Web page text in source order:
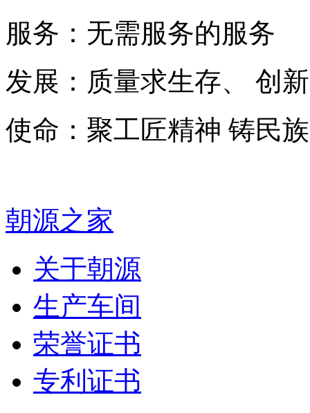
服务：无需服务的服务
发展：质量求生存、 创
使命：聚工匠精神 铸
朝源之家
关于朝源
生产车间
荣誉证书
专利证书